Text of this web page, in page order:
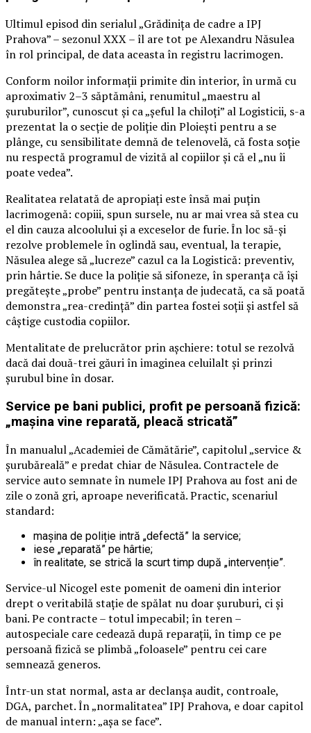
Ultimul episod din serialul „Grădinița de cadre a IPJ
Prahova” – sezonul XXX – îl are tot pe Alexandru Năsulea
în rol principal, de data aceasta în registru lacrimogen.
Conform noilor informații primite din interior, în urmă cu
aproximativ 2–3 săptămâni, renumitul „maestru al
șuruburilor”, cunoscut și ca „șeful la chiloți” al Logisticii, s-a
prezentat la o secție de poliție din Ploiești pentru a se
plânge, cu sensibilitate demnă de telenovelă, că fosta soție
nu respectă programul de vizită al copiilor și că el „nu îi
poate vedea”.
Realitatea relatată de apropiați este însă mai puțin
lacrimogenă: copiii, spun sursele, nu ar mai vrea să stea cu
el din cauza alcoolului și a exceselor de furie. În loc să-și
rezolve problemele în oglindă sau, eventual, la terapie,
Năsulea alege să „lucreze” cazul ca la Logistică: preventiv,
prin hârtie. Se duce la poliție să sifoneze, în speranța că își
pregătește „probe” pentru instanța de judecată, ca să poată
demonstra „rea-credință” din partea fostei soții și astfel să
câștige custodia copiilor.
Mentalitate de prelucrător prin așchiere: totul se rezolvă
dacă dai două-trei găuri în imaginea celuilalt și prinzi
șurubul bine în dosar.
Service pe bani publici, profit pe persoană fizică:
„mașina vine reparată, pleacă stricată”
În manualul „Academiei de Cămătărie”, capitolul „service &
șurubăreală” e predat chiar de Năsulea. Contractele de
service auto semnate în numele IPJ Prahova au fost ani de
zile o zonă gri, aproape neverificată. Practic, scenariul
standard:
mașina de poliție intră „defectă” la service;
iese „reparată” pe hârtie;
în realitate, se strică la scurt timp după „intervenție”.
Service-ul Nicogel este pomenit de oameni din interior
drept o veritabilă stație de spălat nu doar șuruburi, ci și
bani. Pe contracte – totul impecabil; în teren –
autospeciale care cedează după reparații, în timp ce pe
persoană fizică se plimbă „foloasele” pentru cei care
semnează generos.
Într-un stat normal, asta ar declanșa audit, controale,
DGA, parchet. În „normalitatea” IPJ Prahova, e doar capitol
de manual intern: „așa se face”.